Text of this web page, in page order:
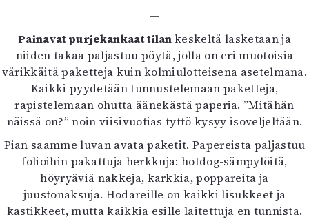
—
Painavat purjekankaat tilankeskeltä lasketaan ja
niiden takaa paljastuu pöytä, jolla on eri muotoisia
värikkäitä paketteja kuin kolmiulotteisena asetelmana.
Kaikki pyydetään tunnustelemaan paketteja,
rapistelemaan ohutta äänekästä paperia. ”Mitähän
näissä on?” noin viisivuotias tyttö kysyy isoveljeltään.
Pian saamme luvan avata paketit. Papereista paljastuu
folioihin pakattuja herkkuja: hotdog-sämpylöitä,
höyryäviä nakkeja, karkkia, poppareita ja
juustonaksuja. Hodareille on kaikki lisukkeet ja
kastikkeet, mutta kaikkia esille laitettuja en tunnista.